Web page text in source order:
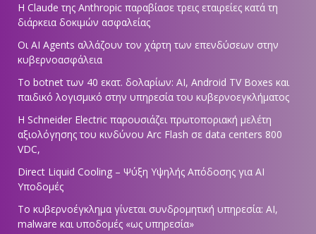
Η Claude της Anthropic παραβίασε τρεις εταιρείες κατά τη
διάρκεια δοκιμών ασφαλείας
Οι AI Agents αλλάζουν τον χάρτη των επενδύσεων στην
κυβερνοασφάλεια
Το botnet των 40 εκατ. δολαρίων: AI, Android TV Boxes και
παιδικό λογισμικό στην υπηρεσία του κυβερνοεγκλήματος
Η Schneider Electric παρουσιάζει πρωτοποριακή μελέτη
αξιολόγησης του κινδύνου Arc Flash σε data centers 800
VDC,
Direct Liquid Cooling – Ψύξη Υψηλής Απόδοσης για AI
Υποδομές
Το κυβερνοέγκλημα γίνεται συνδρομητική υπηρεσία: AI,
malware και υποδομές «ως υπηρεσία»